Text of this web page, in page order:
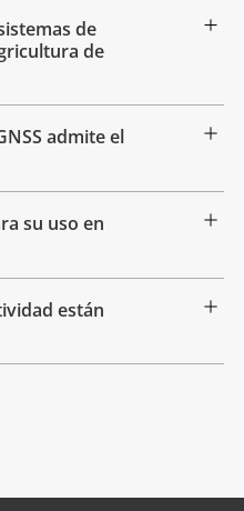
de
de
admite el
su uso en
están